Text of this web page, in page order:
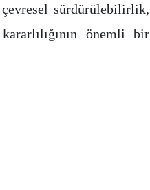
sürdürülebilirlik,
önemli bir